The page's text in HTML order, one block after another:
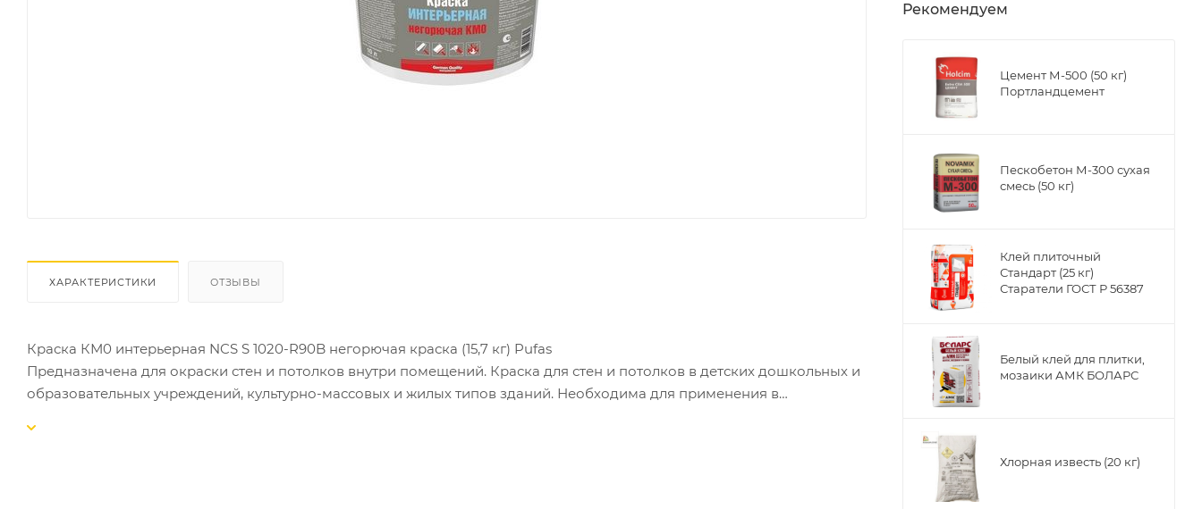
ХАРАКТЕРИСТИКИ ОТЗЫВЫ
Краска КМ0 интерьерная NCS S 1020-R90B негорючая краска (15,7 кг) Pufas
Предназначена для окраски стен и потолков внутри помещений. Краска для стен и потолков в детских дошкольных и
образовательных учреждений, культурно-массовых и жилых типов зданий. Необходима для применения в
Рекомендуем
Цемент М-500 (50 кг)
Портландцемент
Пескобетон М-300 сухая
смесь (50 кг)
Клей плиточный
Стандарт (25 кг)
Старатели ГОСТ Р 56387
Белый клей для плитки,
мозаики АМК БОЛАРС
Хлорная известь (20 кг)